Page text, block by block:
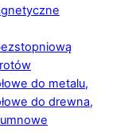
do metalu,
do drewna,